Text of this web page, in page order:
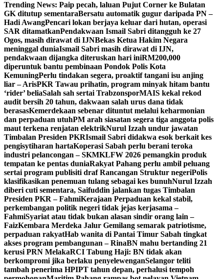
Trending News: Paip pecah, laluan Pujut Corner ke Bulatan
GK ditutup sementaraBersatu automatik gugur daripada PN –
Hadi AwangPencari lokan berjaya keluar dari hutan, operasi
SAR ditamatkanPendakwaan Ismail Sabri ditangguh ke 27
Ogos, masih dirawat di IJNBekas Ketua Hakim Negara
meninggal duniaIsmail Sabri masih dirawat di IJN,
pendakwaan dijangka diteruskan hari iniRM200,000
diperuntuk bantu pembinaan Pondok Polis Kota
KemuningPerlu tindakan segera, proaktif tangani isu anjing
liar – ArisPKR Tawau prihatin, program minyak hitam bantu
‘rider’ beliaSalah sah sertai TrabzonsporMAIS kekal rekod
audit bersih 20 tahun, dakwaan salah urus dana tidak
berasasKemerdekaan sebenar dituntut melalui keharmonian
dan perpaduan utuhPM arah siasatan segera tiga anggota polis
maut terkena renjatan elektrikNurul Izzah undur jawatan
Timbalan Presiden PKRIsmail Sabri didakwa esok berkait kes
pengisytiharan hartaKoperasi Sabah perlu berani teroka
industri pelancongan – SKMKLFW 2026 pemangkin produk
tempatan ke pentas duniaRakyat Pahang perlu ambil peluang
sertai program publisiti draf Rancangan Struktur negeriPolis
klasifikasikan penemuan tulang sebagai kes bunuhNurul Izzah
diberi cuti sementara, Saifuddin jalankan tugas Timbalan
Presiden PKR – FahmiKerajaan Perpaduan kekal stabil,
perkembangan politik negeri tidak jejas kerjasama –
FahmiSyariat atau tidak bukan alasan sindir orang lain –
FaizKembara Merdeka Jalur Gemilang semarak patriotisme,
perpaduan rakyatHab wanita di Pantai Timur Sabah tingkat
akses program pembangunan – RinaBN mahu bertanding 21
kerusi PRN MelakaRCI Tabung Haji: BN tidak akan
berkompromi jika berlaku penyelewenganSelangor teliti
tambah penerima HPIPT tahun depan, perhalusi tempoh